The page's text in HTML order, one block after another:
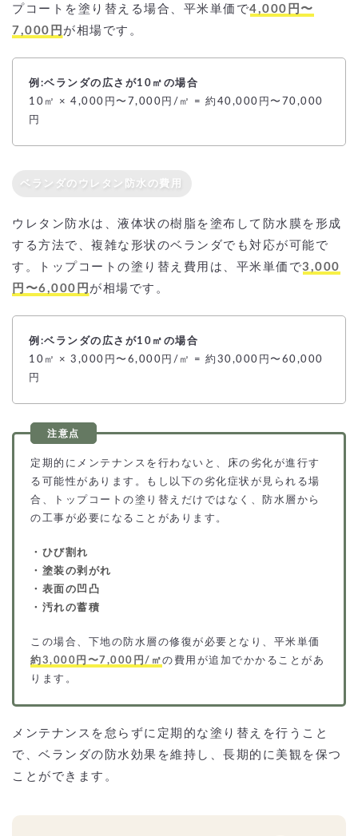
プコートを塗り替える場合、平米単価で4,000円〜
7,000円 が相場です。
例:ベランダの広さが10㎡の場合
10㎡ × 4,000円〜7,000円/㎡ = 約40,000円〜70,000
円
ベランダのウレタン防水の費用
ウレタン防水は、液体状の樹脂を塗布して防水膜を形成
する方法で、複雑な形状のベランダでも対応が可能で
す。トップコートの塗り替え費用は、平米単価で3,000
円〜6,000円 が相場です。
例:ベランダの広さが10㎡の場合
10㎡ × 3,000円〜6,000円/㎡ = 約30,000円〜60,000
円
定期的にメンテナンスを行わないと、床の劣化が進行す
る可能性があります。もし以下の劣化症状が見られる場
合、トップコートの塗り替えだけではなく、防水層から
の工事が必要になることがあります。
・ひび割れ
・塗装の剥がれ
・表面の凹凸
・汚れの蓄積
この場合、下地の防水層の修復が必要となり、平米単価
約3,000円〜7,000円/㎡の費用が追加でかかることがあ
ります。
メンテナンスを怠らずに定期的な塗り替えを行うこと
で、ベランダの防水効果を維持し、長期的に美観を保つ
ことができます。